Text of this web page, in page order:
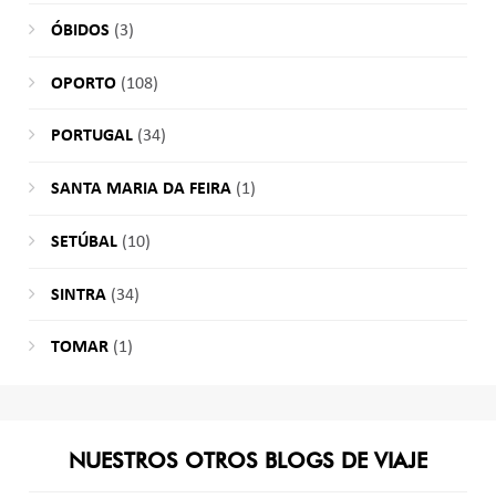
ÓBIDOS (3)
OPORTO(108)
PORTUGAL(34)
SANTA MARIA DA FEIRA(1)
SETÚBAL(10)
SINTRA(34)
TOMAR(1)
NUESTROS OTROS BLOGS DE VIAJE